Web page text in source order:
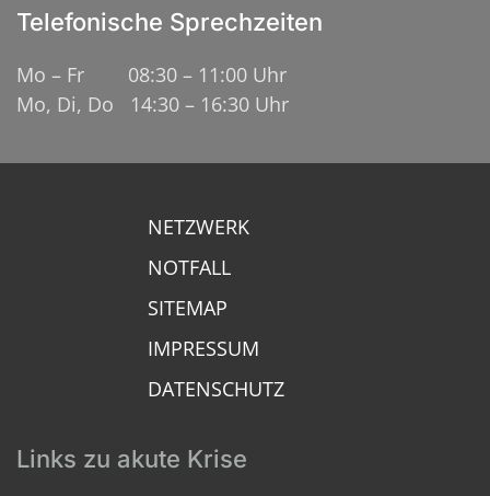
Telefonische Sprechzeiten
Mo – Fr 08:30 – 11:00 Uhr
Mo, Di, Do 14:30 – 16:30 Uhr
NETZWERK
NOTFALL
SITEMAP
IMPRESSUM
DATENSCHUTZ
Links zu akute Krise